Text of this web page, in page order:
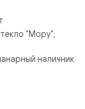
"Мору",
наличник